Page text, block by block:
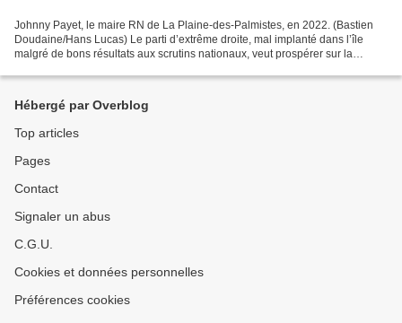
Johnny Payet, le maire RN de La Plaine-des-Palmistes, en 2022. (Bastien
Doudaine/Hans Lucas) Le parti d’extrême droite, mal implanté dans l’île
malgré de bons résultats aux scrutins nationaux, veut prospérer sur la
Hébergé par Overblog
Top articles
Pages
Contact
Signaler un abus
C.G.U.
Cookies et données personnelles
Préférences cookies